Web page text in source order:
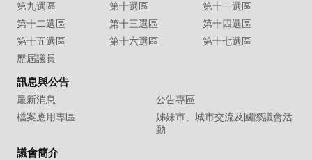
第九選區
第十選區
第十一選區
第十二選區
第十三選區
第十四選區
第十五選區
第十六選區
第十七選區
歷屆議員
訊息與公告
最新消息
公告專區
檔案應用專區
姊妹市、城市交流及國際議會活
動
議會簡介